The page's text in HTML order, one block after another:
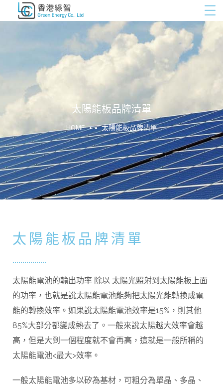
太陽能板品牌清單
HOME 太陽能板品牌清單
太陽能板品牌清單
太陽能電池的輸出功率 除以 太陽光照射到太陽能板上面
的功率，也就是說太陽能電池能夠把太陽光能轉換成電
能的轉換效率。如果說太陽能電池效率是15%，則其他
85%大部分都變成熱去了。一般來說太陽越大效率會越
高，但是大到一個程度就不會再高，這就是一般所稱的
太陽能電池<最大>效率。
一般太陽能電池多以矽為基材，可粗分為單晶、多晶、